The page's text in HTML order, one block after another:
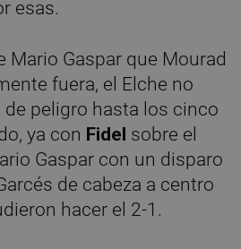
esas.
Mario Gaspar que Mourad
fuera, el Elche no
peligro hasta los cinco
ya con Fidel sobre el
Gaspar con un disparo
de cabeza a centro
hacer el 2-1.